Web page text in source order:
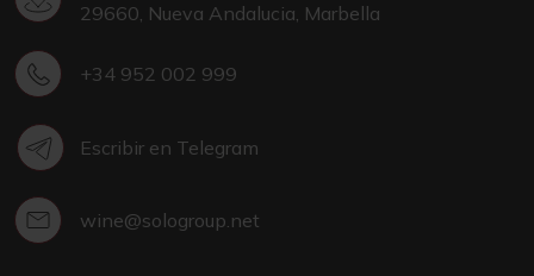
29660, Nueva Andalucia, Marbella
+34 952 002 999
Escribir en Telegram
wine@sologroup.net